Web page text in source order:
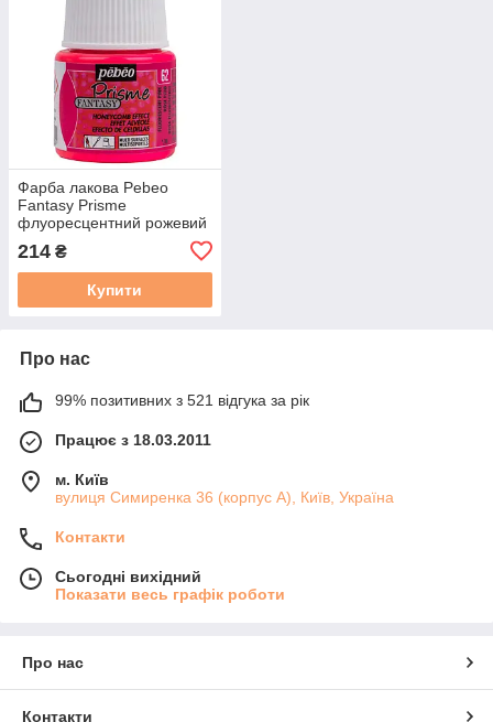
Фарба лакова Pebeo
Fantasy Prisme
флуоресцентний рожевий
ефектів
214 ₴
Купити
Про нас
99% позитивних з 521 відгука за рік
Працює з 18.03.2011
м. Київ
вулиця Симиренка 36 (корпус А), Київ, Україна
Контакти
Сьогодні вихідний
Показати весь графік роботи
Про нас
Контакти